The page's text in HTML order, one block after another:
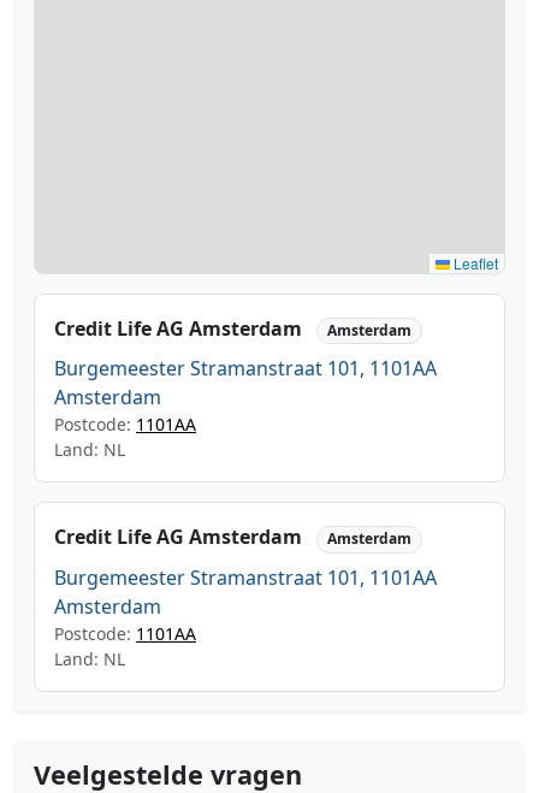
Leaflet
Credit Life AG Amsterdam Amsterdam
Burgemeester Stramanstraat 101, 1101AA
Amsterdam
Postcode: 1101AA
Land: NL
Credit Life AG Amsterdam Amsterdam
Burgemeester Stramanstraat 101, 1101AA
Amsterdam
Postcode: 1101AA
Land: NL
Veelgestelde vragen